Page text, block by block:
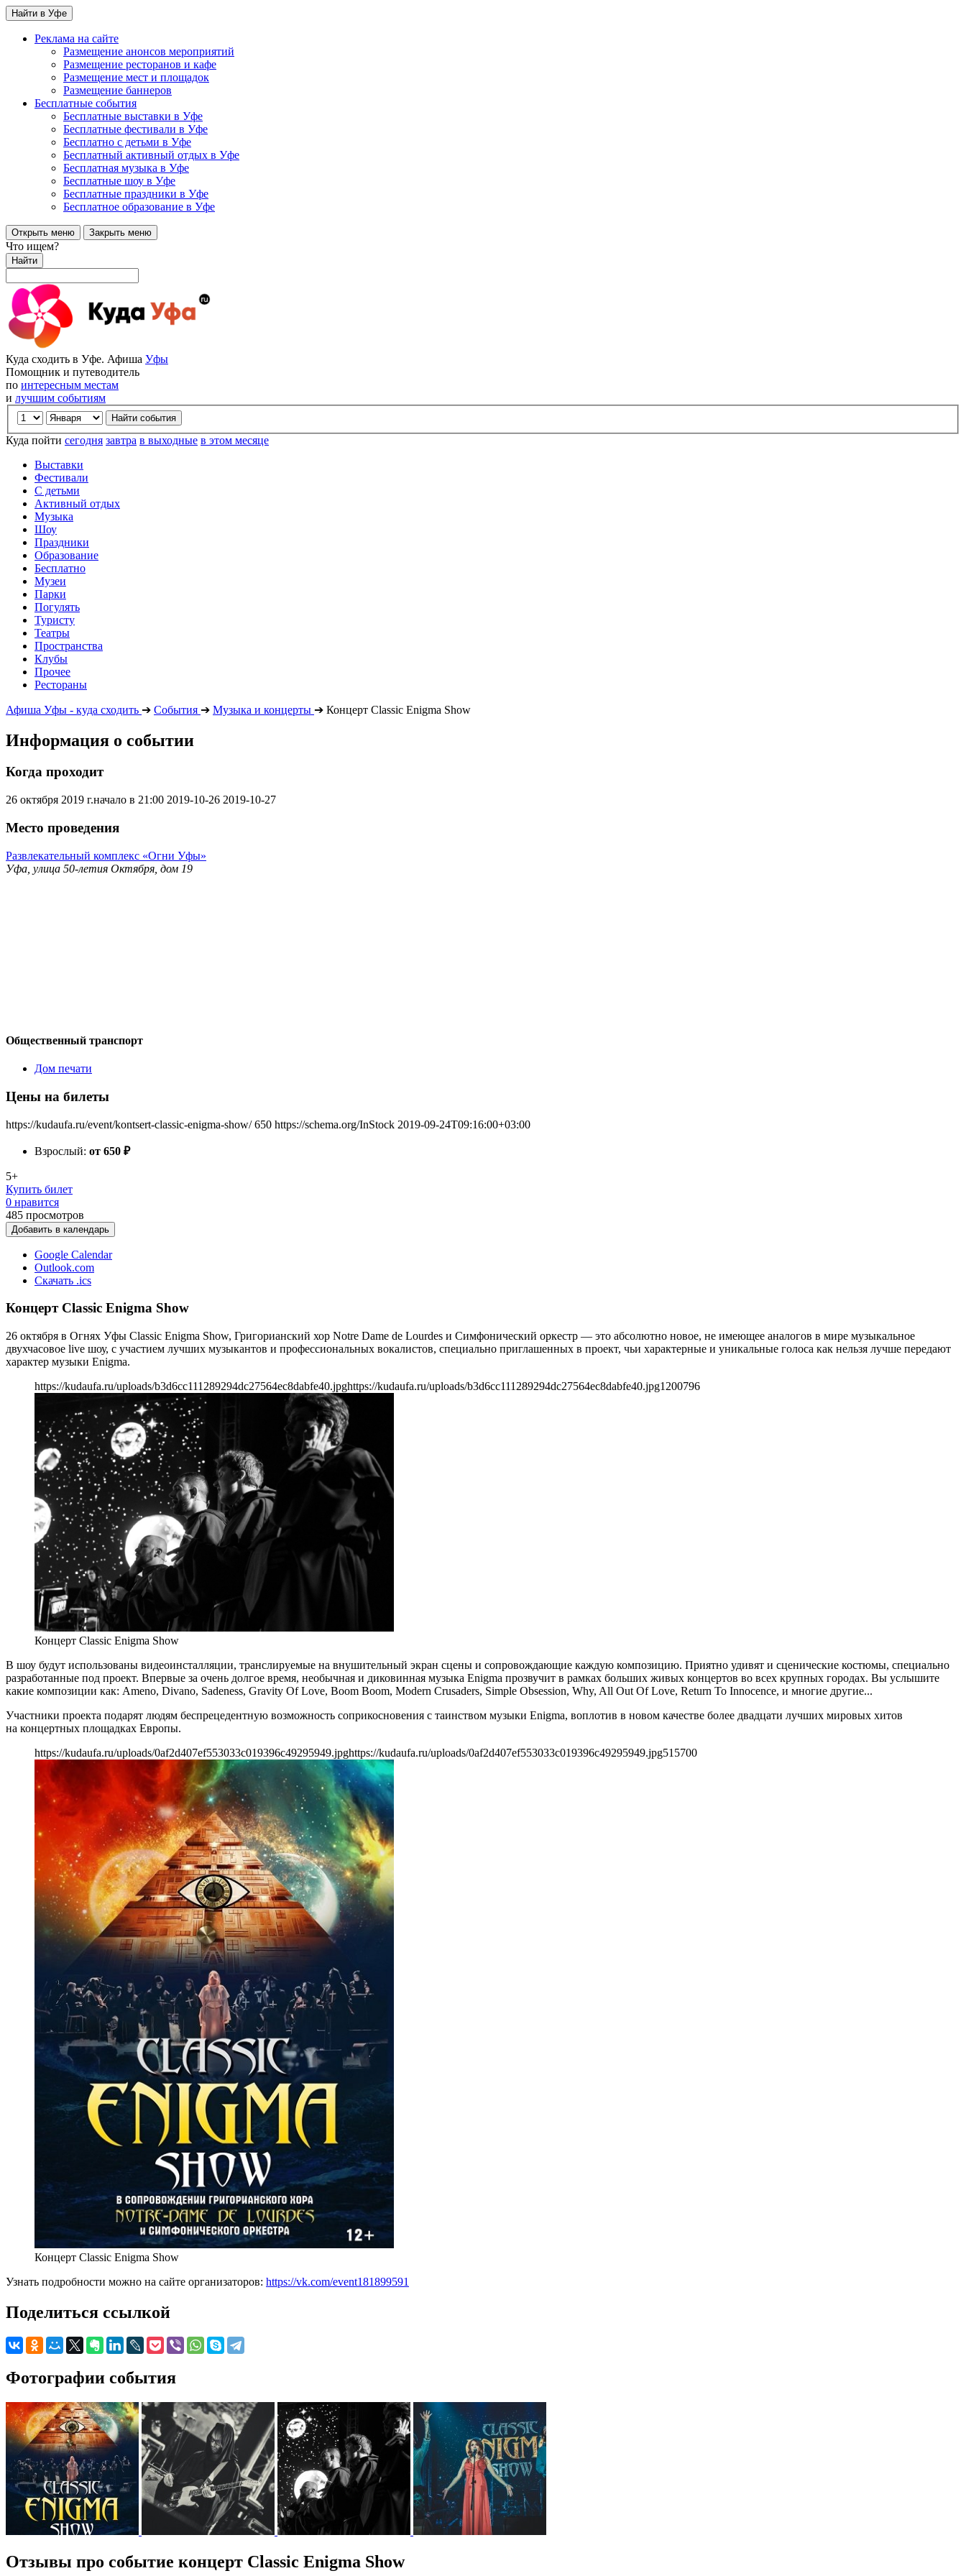
Найти в Уфе
Реклама на сайте
Размещение анонсов мероприятий
Размещение ресторанов и кафе
Размещение мест и площадок
Размещение баннеров
Бесплатные события
Бесплатные выставки в Уфе
Бесплатные фестивали в Уфе
Бесплатно с детьми в Уфе
Бесплатный активный отдых в Уфе
Бесплатная музыка в Уфе
Бесплатные шоу в Уфе
Бесплатные праздники в Уфе
Бесплатное образование в Уфе
Открыть меню Закрыть меню
Что ищем?
Найти
Куда сходить в Уфе. Афиша Уфы
Помощник и путеводитель
по интересным местам
и лучшим событиям
Куда пойти сегодня завтра в выходные в этом месяце
Выставки
Фестивали
С детьми
Активный отдых
Музыка
Шоу
Праздники
Образование
Бесплатно
Музеи
Парки
Погулять
Туристу
Театры
Пространства
Клубы
Прочее
Рестораны
Афиша Уфы - куда сходить ➔ События ➔ Музыка и концерты ➔ Концерт Classic Enigma Show
Информация о событии
Когда проходит
26 октября 2019 г.начало в 21:00 2019-10-26 2019-10-27
Место проведения
Развлекательный комплекс «Огни Уфы»
Уфа, улица 50-летия Октября, дом 19
Общественный транспорт
Дом печати
Цены на билеты
https://kudaufa.ru/event/kontsert-classic-enigma-show/ 650 https://schema.org/InStock 2019-09-24T09:16:00+03:00
Взрослый: от 650 ₽
5+
Купить билет
0 нравится
485 просмотров
Добавить в календарь
Google Calendar
Outlook.com
Скачать .ics
Концерт Classic Enigma Show
26 октября в Огнях Уфы Classic Enigma Show, Григорианский хор Notre Dame de Lourdes и Симфонический оркестр — это абсолютно новое, не имеющее аналогов в мире музыкальное
двухчасовое live шоу, с участием лучших музыкантов и профессиональных вокалистов, специально приглашенных в проект, чьи характерные и уникальные голоса как нельзя лучше передают
характер музыки Enigma.
https://kudaufa.ru/uploads/b3d6cc111289294dc27564ec8dabfe40.jpghttps://kudaufa.ru/uploads/b3d6cc111289294dc27564ec8dabfe40.jpg1200796
Концерт Classic Enigma Show
В шоу будут использованы видеоинсталляции, транслируемые на внушительный экран сцены и сопровождающие каждую композицию. Приятно удивят и сценические костюмы, специально
разработанные под проект. Впервые за очень долгое время, необычная и диковинная музыка Enigma прозвучит в рамках больших живых концертов во всех крупных городах. Вы услышите
какие композиции как: Ameno, Divano, Sadeness, Gravity Of Love, Boom Boom, Modern Crusaders, Simple Obsession, Why, All Out Of Love, Return To Innocence, и многие другие...
Участники проекта подарят людям беспрецедентную возможность соприкосновения с таинством музыки Enigma, воплотив в новом качестве более двадцати лучших мировых хитов
на концертных площадках Европы.
https://kudaufa.ru/uploads/0af2d407ef553033c019396c49295949.jpghttps://kudaufa.ru/uploads/0af2d407ef553033c019396c49295949.jpg515700
Концерт Classic Enigma Show
Узнать подробности можно на сайте организаторов: https://vk.com/event181899591
Поделиться ссылкой
Фотографии события
Отзывы про событие концерт Classic Enigma Show